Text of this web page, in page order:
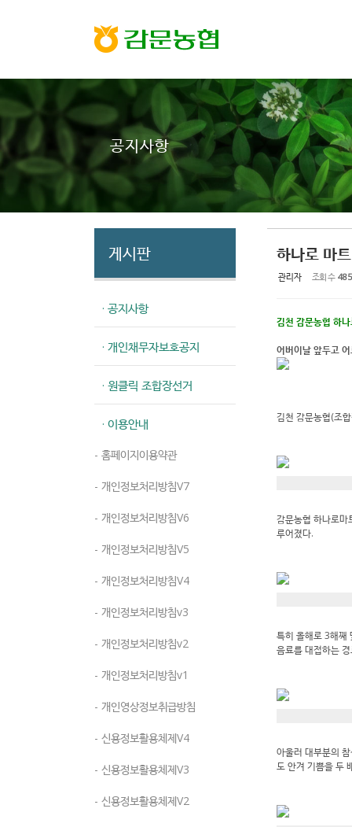
공지사항
게시판
· 공지사항
· 개인채무자보호공지
· 원클릭 조합장선거
· 이용안내
- 홈페이지이용약관
- 개인정보처리방침V7
- 개인정보처리방침V6
- 개인정보처리방침V5
- 개인정보처리방침V4
- 개인정보처리방침v3
- 개인정보처리방침v2
- 개인정보처리방침v1
- 개인영상정보취급방침
- 신용정보활용체제V4
- 신용정보활용체제V3
- 신용정보활용체제V2
하나로 마
관리자 조회 수 485
김천 감문농협 하
어버이날 앞두고
김천 감문농협(조
감문농협 하나로
루어졌다.
특히 올해로 3해째
음료를 대접하는
아울러 대부분의
도 안겨 기쁨을 두